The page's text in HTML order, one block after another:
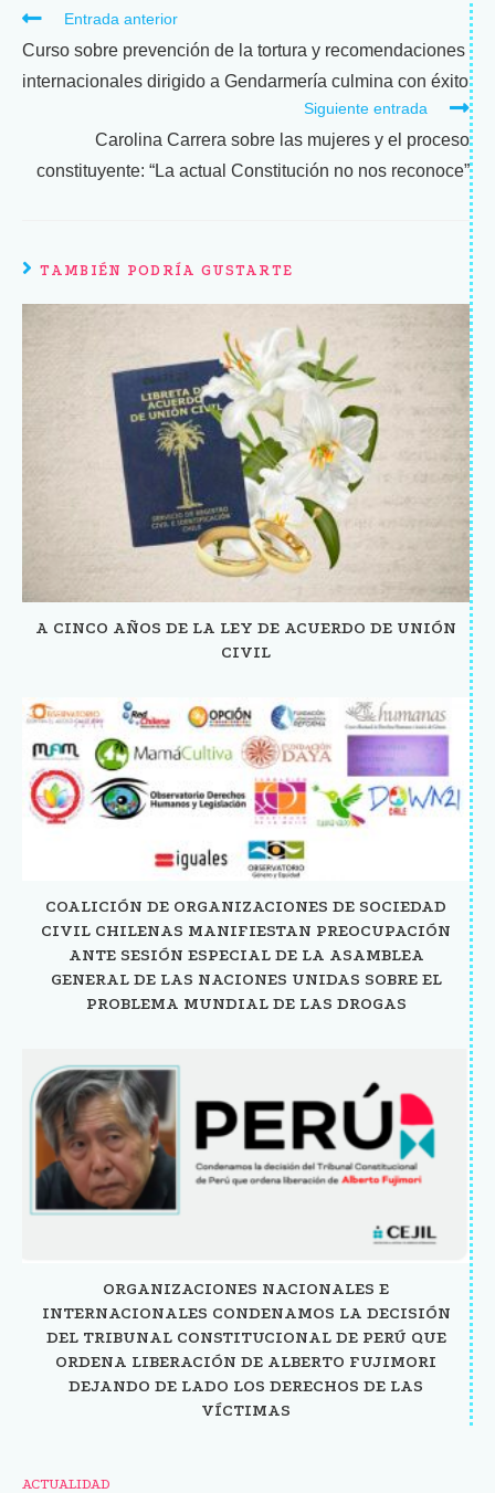
Entrada anterior
Curso sobre prevención de la tortura y recomendaciones
internacionales dirigido a Gendarmería culmina con éxito
Siguiente entrada
Carolina Carrera sobre las mujeres y el proceso
constituyente: “La actual Constitución no nos reconoce”
TAMBIÉN PODRÍA GUSTARTE
A CINCO AÑOS DE LA LEY DE ACUERDO DE UNIÓN
CIVIL
COALICIÓN DE ORGANIZACIONES DE SOCIEDAD
CIVIL CHILENAS MANIFIESTAN PREOCUPACIÓN
ANTE SESIÓN ESPECIAL DE LA ASAMBLEA
GENERAL DE LAS NACIONES UNIDAS SOBRE EL
PROBLEMA MUNDIAL DE LAS DROGAS
ORGANIZACIONES NACIONALES E
INTERNACIONALES CONDENAMOS LA DECISIÓN
DEL TRIBUNAL CONSTITUCIONAL DE PERÚ QUE
ORDENA LIBERACIÓN DE ALBERTO FUJIMORI
DEJANDO DE LADO LOS DERECHOS DE LAS
VÍCTIMAS
ACTUALIDAD